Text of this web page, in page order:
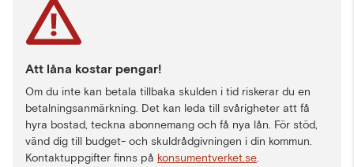
Att låna kostar pengar!
Om du inte kan betala tillbaka skulden i tid riskerar du en
betalningsanmärkning. Det kan leda till svårigheter att få
hyra bostad, teckna abonnemang och få nya lån. För stöd,
vänd dig till budget- och skuldrådgivningen i din kommun.
Kontaktuppgifter finns på konsumentverket.se.